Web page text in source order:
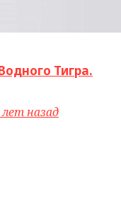
Тигра.
лет назад